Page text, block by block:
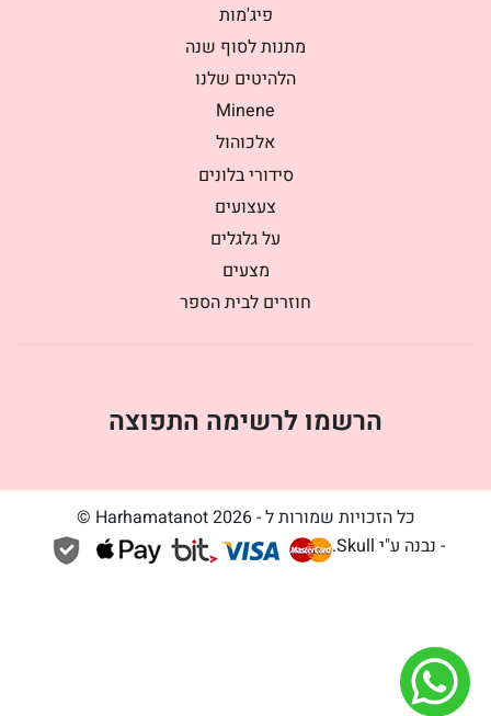
פיג'מות
מתנות לסוף שנה
הלהיטים שלנו
Minene
אלכוהול
סידורי בלונים
צעצועים
על גלגלים
מצעים
חוזרים לבית הספר
הרשמו לרשימה התפוצה
כל הזכויות שמורות ל - Harhamatanot 2026 ©
- נבנה ע"י Skull
.